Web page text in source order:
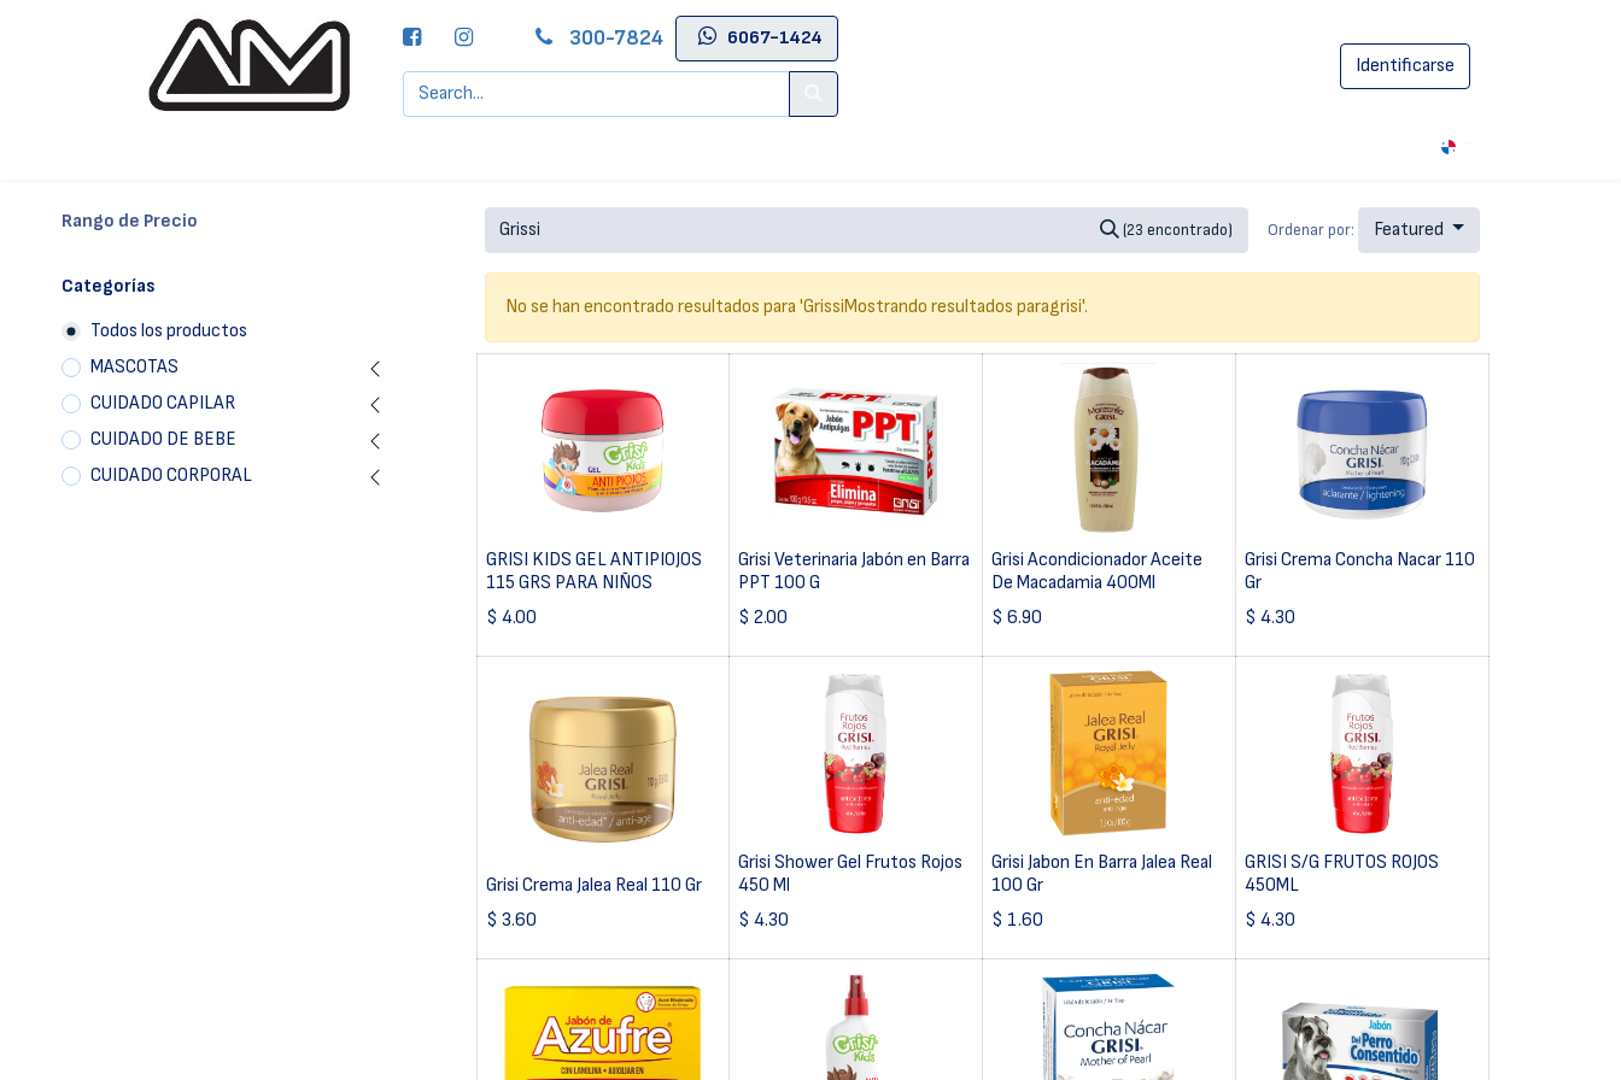
300-7824
6067-1424
Identificarse
Rango de Precio
Categorías
Todos los productos
MASCOTAS
CUIDADO CAPILAR
CUIDADO DE BEBE
CUIDADO CORPORAL
(23 encontrado) Ordenar por: Featured
No se han encontrado resultados para 'GrissiMostrando resultados paragrisi'.
GRISI KIDS GEL ANTIPIOJOS
115 GRS PARA NIÑOS
$ 4.00
Grisi Veterinaria Jabón en Barra
PPT 100 G
$ 2.00
Grisi Acondicionador Aceite
De Macadamia 400Ml
$ 6.90
Grisi Crema Concha Nacar 110
Gr
$ 4.30
Grisi Crema Jalea Real 110 Gr
$ 3.60
Grisi Shower Gel Frutos Rojos
450 Ml
$ 4.30
Grisi Jabon En Barra Jalea Real
100 Gr
$ 1.60
GRISI S/G FRUTOS ROJOS
450ML
$ 4.30